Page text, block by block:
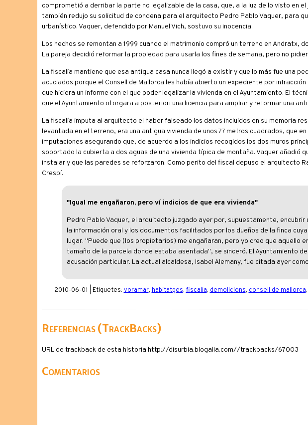
comprometió a derribar la parte no legalizable de la casa, que, a la luz de lo visto en
también redujo su solicitud de condena para el arquitecto Pedro Pablo Vaquer, para
urbanístico. Vaquer, defendido por Manuel Vich, sostuvo su inocencia.
Los hechos se remontan a 1999 cuando el matrimonio compró un terreno en Andratx,
La pareja decidió reformar la propiedad para usarla los fines de semana, pero no
La fiscalía mantiene que esa antigua casa nunca llegó a existir y que lo más fue una
acuciados porque el Consell de Mallorca les había abierto un expediente por
que hiciera un informe con el que poder legalizar la vivienda en el Ayuntamiento. El
que el Ayuntamiento otorgara a posteriori una licencia para ampliar y reformar una
La fiscalía imputa al arquitecto el haber falseado los datos incluidos en su memoria
levantada en el terreno, era una antigua vivienda de unos 77 metros cuadrados, que
imputaciones asegurando que, de acuerdo a los indicios recogidos los dos muros
soportado la cubierta a dos aguas de una vivienda típica de montaña. Vaquer añadió
instalar y que las paredes se reforzaron. Como perito del fiscal depuso el arquitecto
Crespí.
"Igual me engañaron, pero ví indicios de que era vivienda"
Pedro Pablo Vaquer, el arquitecto juzgado ayer por, supuestamente,
la información oral y los documentos facilitados por los dueños de la finca
lugar. "Puede que (los propietarios) me engañaran, pero yo creo que aquello
tamaño de la parcela donde estaba asentada", se sinceró. El Ayuntamiento
acusación particular. La actual alcaldesa, Isabel Alemany, fue citada ayer
2010-06-01 | Etiquetes: voramar, habitatges, fiscalia, demolicions, consell de mallorca,
Referencias (TrackBacks)
URL de trackback de esta historia http://disurbia.blogalia.com//trackbacks/67003
Comentarios